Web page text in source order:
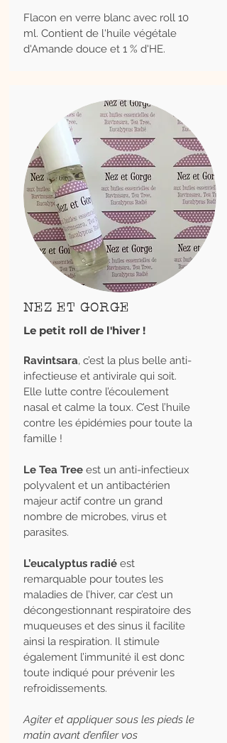
Flacon en verre blanc avec roll 10
ml. Contient de l'huile végétale
d'Amande douce et 1 % d'HE.
NEZ ET GORGE
Le petit roll de l'hiver !
Ravintsara, c’est la plus belle anti-
infectieuse et antivirale qui soit.
Elle lutte contre l’écoulement
nasal et calme la toux. C’est l’huile
contre les épidémies pour toute la
famille !
Le Tea Tree est un anti-infectieux
polyvalent et un antibactérien
majeur actif contre un grand
nombre de microbes, virus et
parasites.
L’eucalyptus radié est
remarquable pour toutes les
maladies de l’hiver, car c’est un
décongestionnant respiratoire des
muqueuses et des sinus il facilite
ainsi la respiration. Il stimule
également l’immunité il est donc
toute indiqué pour prévenir les
refroidissements.
Agiter et appliquer sous les pieds le
matin avant d’enfiler vos